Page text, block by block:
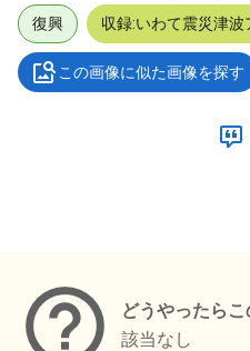
復興 収録:いわて震災津波
この画像に似た画像を探す
どうやったら
該当なし